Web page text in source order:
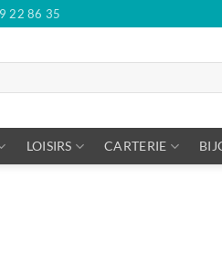
22 86 35
LOISIRS CARTERIE